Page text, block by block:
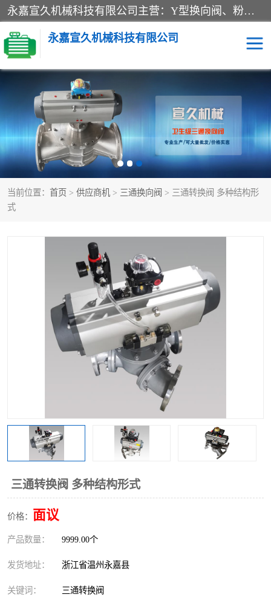
永嘉宣久机械科技有限公司主营：Y型换向阀、粉体换向阀、板式换向阀、三通换向阀、三通换向器、三通分路阀、管路换向阀等产品及服务。
永嘉宣久机械科技有限公司
当前位置： 首页 > 供应商机 > 三通换向阀 > 三通转换阀 多种结构形
式
三通转换阀 多种结构形式
价格： 面议
产品数量： 9999.00个
发货地址： 浙江省温州永嘉县
关键词： 三通转换阀
换向阀 Y型换向阀
板式换向阀 粉料换向阀
粉体换向阀 管道换向阀
管路换向阀 三通换向阀
不锈钢三通阀
Y型转向阀 翻板转向阀
粉体转向阀 Y型球阀
气动球阀
Y型分路阀
粉体分路阀
管道换向器